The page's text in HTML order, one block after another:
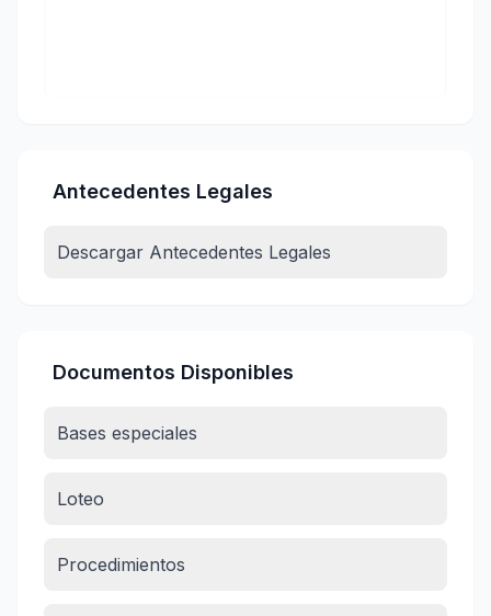
Antecedentes Legales
Descargar Antecedentes Legales
Documentos Disponibles
Bases especiales
Loteo
Procedimientos